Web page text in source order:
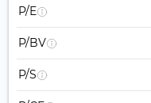
P/E
P/BV
P/S